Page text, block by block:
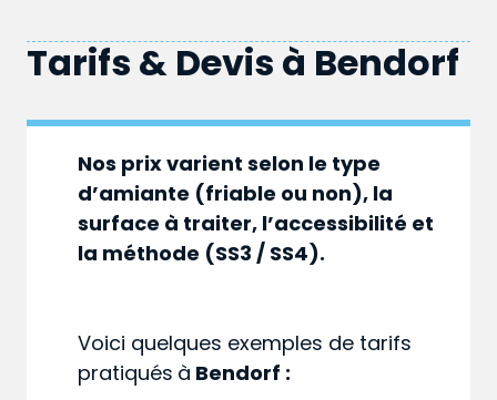
Tarifs & Devis à Bendorf
Nos prix varient selon le type
d’amiante (friable ou non), la
surface à traiter, l’accessibilité et
la méthode (SS3 / SS4).
Voici quelques exemples de tarifs
pratiqués à Bendorf :